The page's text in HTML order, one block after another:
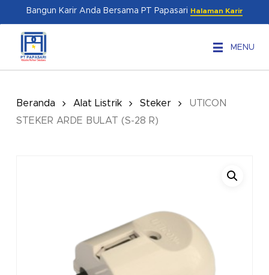
content
Bangun Karir Anda Bersama PT Papasari Halaman Karir
MENU
Beranda Alat Listrik Steker
UTICON
STEKER ARDE BULAT (S-28 R)
Menu